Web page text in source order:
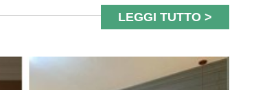
LEGGI TUTTO >